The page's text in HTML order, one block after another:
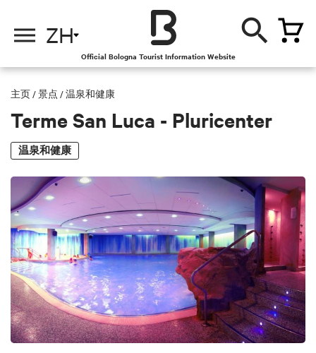
ZH
Official Bologna Tourist Information Website
主页 /景点 /温泉和健康
Terme San Luca - Pluricenter
温泉和健康